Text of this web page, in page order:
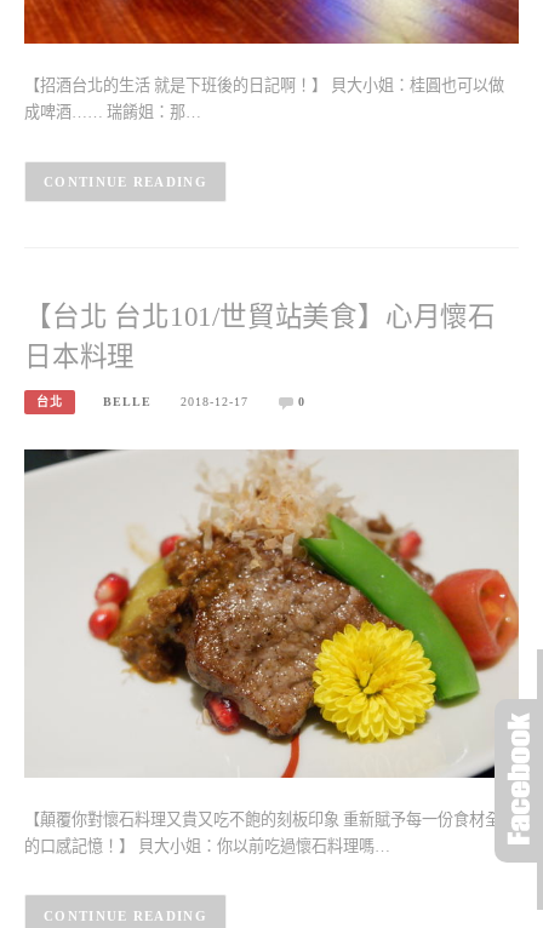
【招酒台北的生活 就是下班後的日記啊！】 貝大小姐：桂圓也可以做
成啤酒…… 瑞餚姐：那…
CONTINUE READING
【台北 台北101/世貿站美食】心月懷石
日本料理
台北 BELLE 2018-12-17 0
【顛覆你對懷石料理又貴又吃不飽的刻板印象 重新賦予每一份食材全新
的口感記憶！】 貝大小姐：你以前吃過懷石料理嗎…
CONTINUE READING